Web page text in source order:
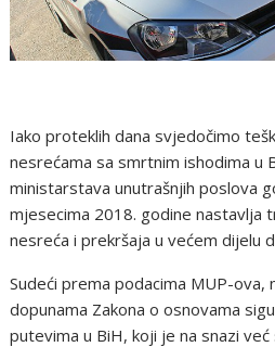
Iako proteklih dana svjedočimo
nesrećama sa smrtnim ishodima u
ministarstava unutrašnjih poslova
mjesecima 2018. godine nastavlja
nesreća i prekršaja u većem dijelu
Sudeći prema podacima MUP-ova,
dopunama Zakona o osnovama
putevima u BiH, koji je na snazi